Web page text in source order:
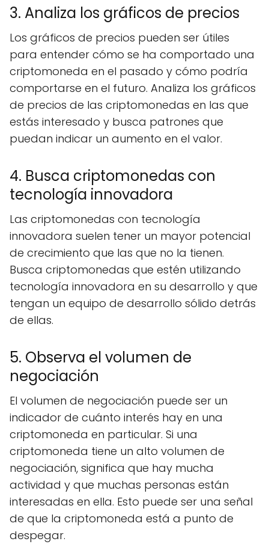
3. Analiza los gráficos de precios
Los gráficos de precios pueden ser útiles
para entender cómo se ha comportado una
criptomoneda en el pasado y cómo podría
comportarse en el futuro. Analiza los gráficos
de precios de las criptomonedas en las que
estás interesado y busca patrones que
puedan indicar un aumento en el valor.
4. Busca criptomonedas con
tecnología innovadora
Las criptomonedas con tecnología
innovadora suelen tener un mayor potencial
de crecimiento que las que no la tienen.
Busca criptomonedas que estén utilizando
tecnología innovadora en su desarrollo y que
tengan un equipo de desarrollo sólido detrás
de ellas.
5. Observa el volumen de
negociación
El volumen de negociación puede ser un
indicador de cuánto interés hay en una
criptomoneda en particular. Si una
criptomoneda tiene un alto volumen de
negociación, significa que hay mucha
actividad y que muchas personas están
interesadas en ella. Esto puede ser una señal
de que la criptomoneda está a punto de
despegar.